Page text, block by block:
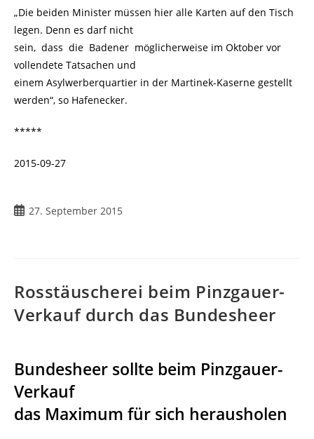
„Die beiden Minister müssen hier alle Karten auf den Tisch
legen. Denn es darf nicht
sein, dass die Badener möglicherweise im Oktober vor
vollendete Tatsachen und
einem Asylwerberquartier in der Martinek-Kaserne gestellt
werden“, so Hafenecker.
*****
2015-09-27
27. September 2015
Rosstäuscherei beim Pinzgauer-
Verkauf durch das Bundesheer
Bundesheer sollte beim Pinzgauer-
Verkauf
das Maximum für sich herausholen